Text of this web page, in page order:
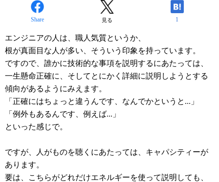
Share 見る 1
エンジニアの人は、職人気質というか、
根が真面目な人が多い、そういう印象を持っています。
ですので、誰かに技術的な事項を説明するにあたっては、
一生懸命正確に、そしてとにかく詳細に説明しようとする
傾向があるようにみえます。
「正確にはちょっと違うんです、なんでかというと...」
「例外もあるんです、例えば...」
といった感じで。
ですが、人がものを聴くにあたっては、キャパシティーが
あります。
要は、こちらがどれだけエネルギーを使って説明しても、